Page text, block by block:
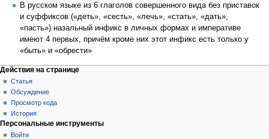
В русском языке из 6 глаголов совершенного вида без приставок
и суффиксов («деть», «сесть», «лечь», «стать», «дать»,
«пасть») назальный инфикс в личных формах и императиве
имеют 4 первых, причём кроме них этот инфикс есть только у
«быть» и «обрести»
Действия на странице
Статья
Обсуждение
Просмотр кода
История
Персональные инструменты
Войти